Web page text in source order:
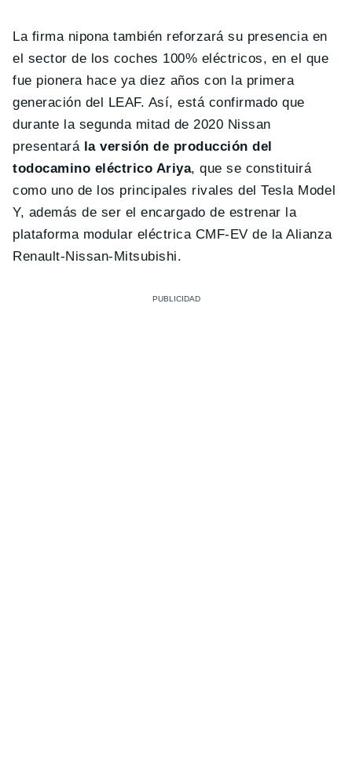
La firma nipona también reforzará su presencia en
el sector de los coches 100% eléctricos, en el que
fue pionera hace ya diez años con la primera
generación del LEAF. Así, está confirmado que
durante la segunda mitad de 2020 Nissan
presentará la versión de producción del
todocamino eléctrico Ariya, que se constituirá
como uno de los principales rivales del Tesla Model
Y, además de ser el encargado de estrenar la
plataforma modular eléctrica CMF-EV de la Alianza
Renault-Nissan-Mitsubishi.